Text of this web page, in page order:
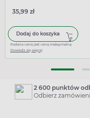
35,99 zł
Dodaj do koszyka
Podana cena jest ceną maksymalną
Dowiedz się więcej
2 600 punktów
Odbierz